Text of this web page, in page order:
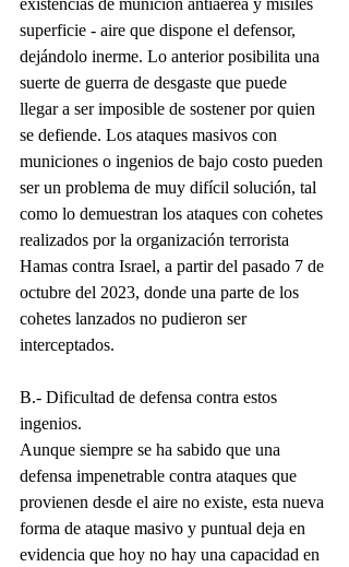
existencias de munición antiaérea y misiles
superficie - aire que dispone el defensor,
dejándolo inerme. Lo anterior posibilita una
suerte de guerra de desgaste que puede
llegar a ser imposible de sostener por quien
se defiende. Los ataques masivos con
municiones o ingenios de bajo costo pueden
ser un problema de muy difícil solución, tal
como lo demuestran los ataques con cohetes
realizados por la organización terrorista
Hamas contra Israel, a partir del pasado 7 de
octubre del 2023, donde una parte de los
cohetes lanzados no pudieron ser
interceptados.
B.- Dificultad de defensa contra estos
ingenios.
Aunque siempre se ha sabido que una
defensa impenetrable contra ataques que
provienen desde el aire no existe, esta nueva
forma de ataque masivo y puntual deja en
evidencia que hoy no hay una capacidad en